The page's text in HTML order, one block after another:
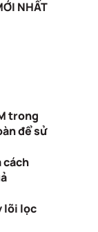
NHẤT
trong
để sử
cách
lõi lọc